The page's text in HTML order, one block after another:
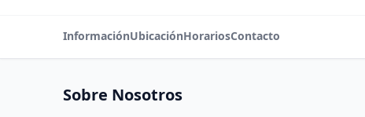
InformaciónUbicaciónHorariosContacto
Sobre Nosotros